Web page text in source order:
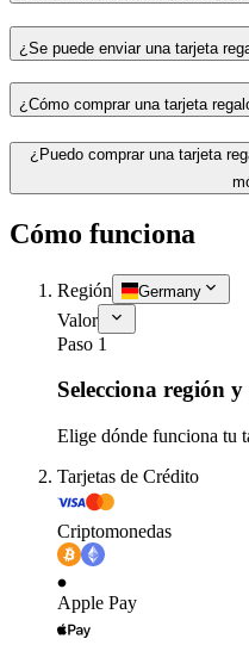
¿Se puede enviar una tarjeta
¿Cómo comprar una tarjeta
¿Puedo comprar una tarjeta
Cómo funciona
Región Germany
Valor
Paso 1
Selecciona región
Elige dónde funciona tu
Tarjetas de Crédito
Criptomonedas
Apple Pay